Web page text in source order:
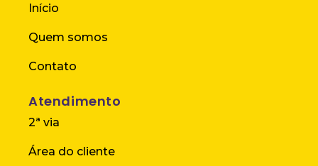
Início
Quem somos
Contato
Atendimento
2ª via
Área do cliente